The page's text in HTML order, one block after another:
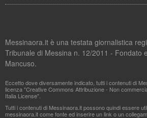
Messinaora.it è una testata giornalistica
Tribunale di Messina n. 12/2011 - Fondato
Mancuso.
Eccetto dove diversamente indicato, tutti i contenuti di
licenza "Creative Commons Attribuzione - Non
Italia License".
Tutti i contenuti di Messinaora.it possono quindi essere
messinaora.it come fonte ed inserire un link o un